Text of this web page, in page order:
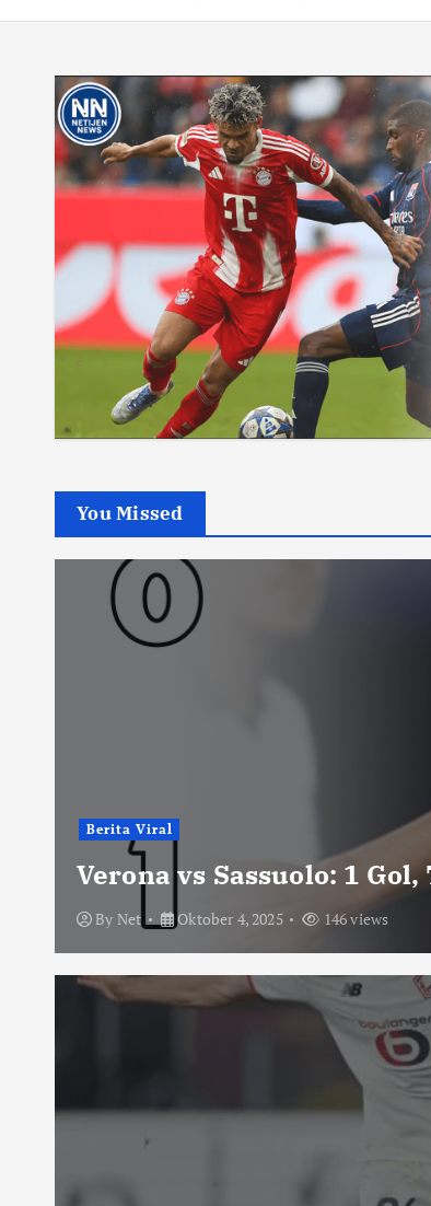
You Missed
Berita Viral
Verona vs Sassuolo: 1
By Net Oktober 4, 2025 146 views